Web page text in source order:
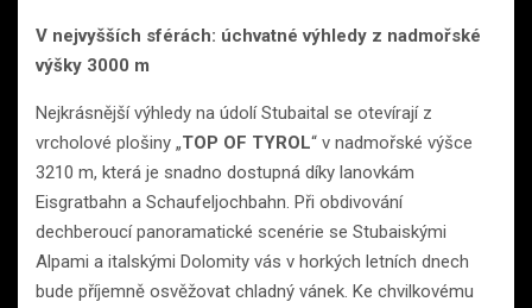
V nejvyšších sférách: úchvatné výhledy z nadmořské
výšky 3000 m
Nejkrásnější výhledy na údolí Stubaital se otevírají z
vrcholové plošiny „TOP OF TYROL“ v nadmořské výšce
3210 m, která je snadno dostupná díky lanovkám
Eisgratbahn a Schaufeljochbahn. Při obdivování
dechberoucí panoramatické scenérie se Stubaiskými
Alpami a italskými Dolomity vás v horkých letních dnech
bude příjemně osvěžovat chladný vánek. Ke chvilkovému